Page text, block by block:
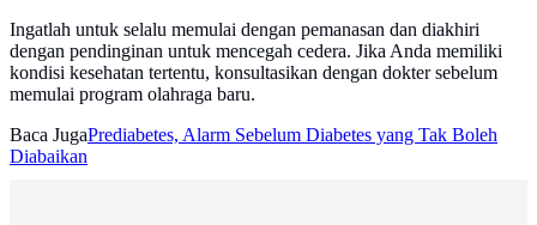
Ingatlah untuk selalu memulai dengan pemanasan dan diakhiri
dengan pendinginan untuk mencegah cedera. Jika Anda memiliki
kondisi kesehatan tertentu, konsultasikan dengan dokter sebelum
memulai program olahraga baru.
Baca JugaPrediabetes, Alarm Sebelum Diabetes yang Tak Boleh
Diabaikan